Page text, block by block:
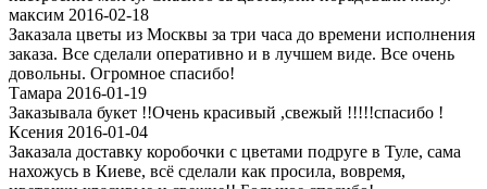
максим 2016-02-18
Заказала цветы из Москвы за три часа до времени исполнения
заказа. Все сделали оперативно и в лучшем виде. Все очень
довольны. Огромное спасибо!
Тамара 2016-01-19
Заказывала букет !!Очень красивый ,свежый !!!!!спасибо !
Ксения 2016-01-04
Заказала доставку коробочки с цветами подруге в Туле, сама
нахожусь в Киеве, всё сделали как просила, вовремя,